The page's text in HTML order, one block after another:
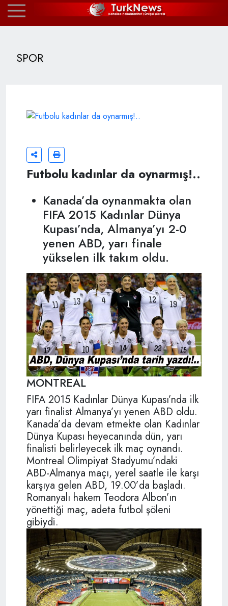
SPOR
Futbolu kadınlar da oynarmış!..
Kanada’da oynanmakta olan
FIFA 2015 Kadınlar Dünya
Kupası’nda, Almanya’yı 2-0
yenen ABD, yarı finale
yükselen ilk takım oldu.
MONTREAL
FIFA 2015 Kadınlar Dünya Kupası’nda ilk
yarı finalist Almanya’yı yenen ABD oldu.
Kanada’da devam etmekte olan Kadınlar
Dünya Kupası heyecanında dün, yarı
finalisti belirleyecek ilk maç oynandı.
Montreal Olimpiyat Stadyumu’ndaki
ABD-Almanya maçı, yerel saatle ile karşı
karşıya gelen ABD, 19.00’da başladı.
Romanyalı hakem Teodora Albon’ın
yönettiği maç, adeta futbol şöleni
gibiydi.